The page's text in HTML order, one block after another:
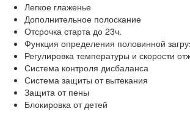
Легкое глаженье
Дополнительное полоскание
Отсрочка старта до 23ч.
Функция определения половинной
Регулировка температуры и скорости
Система контроля дисбаланса
Система защиты от вытекания
Защита от пены
Блокировка от детей